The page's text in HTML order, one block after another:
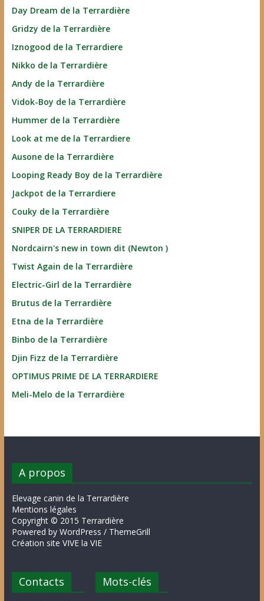
Day Dream de la Terrardière
Gridzy de la Terrardière
Iznogood de la Terrardiere
Nikko de la Terrardière
Andy de la Terrardière
Vidok-Boy de la Terrardière
Hummer de la Terrardière
Look at me de la Terrardiere
Ausone de la Terrardière
Looping Ready Boy de la Terrardière
Jackpot de la Terrardiere
Couky de la Terrardière
SNIPER DE LA TERRARDIERE
Nordcairn's new in town dit (Newton )
Twist Again de la Terrardière
Electric-Girl de la Terrardière
Brutus de la Terrardière
Etna de la Terrardière
Binbo de la Terrardière
Djin Fizz de la Terrardière
OPTIMUS PRIME DE LA TERRARDIERE
Meli-Melo de la Terrardière
A propos
Elevage canin de la Terrardière
Mentions légales
Copyright © 2015 Terrardière
Powered by WordPress / ThemeGrill
Création site VIVE la VIE
Contacts Mots-clés